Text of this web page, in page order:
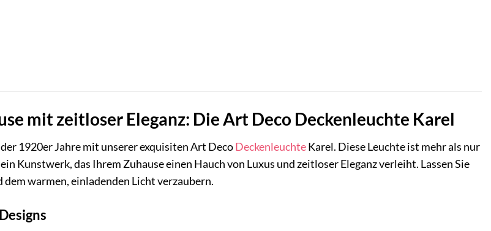
mit zeitloser Eleganz: Die Art Deco Deckenleuchte Karel
1920er Jahre mit unserer exquisiten Art DecoDeckenleuchteKarel. Diese Leuchte ist mehr als nur
Kunstwerk, das Ihrem Zuhause einen Hauch von Luxus und zeitloser Eleganz verleiht. Lassen Sie
warmen, einladenden Licht verzaubern.